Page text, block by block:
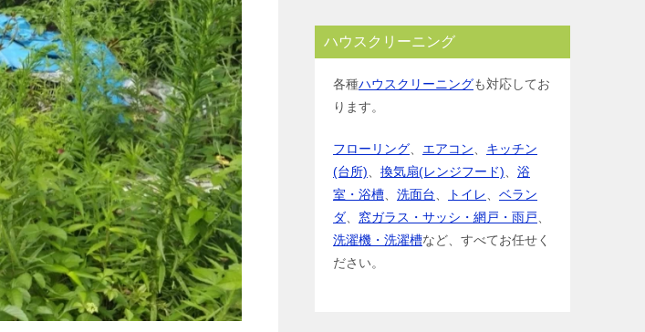
ハウスクリーニング
各種ハウスクリーニングも対応してお
ります。
フローリング エアコン
キッチン
(台所)
換気扇(レンジフード)
浴
室・浴槽
洗面台 トイレ
ベラン
ダ
窓ガラス・サッシ・網戸・雨戸
洗濯機・洗濯槽など、すべてお任せく
ださい。